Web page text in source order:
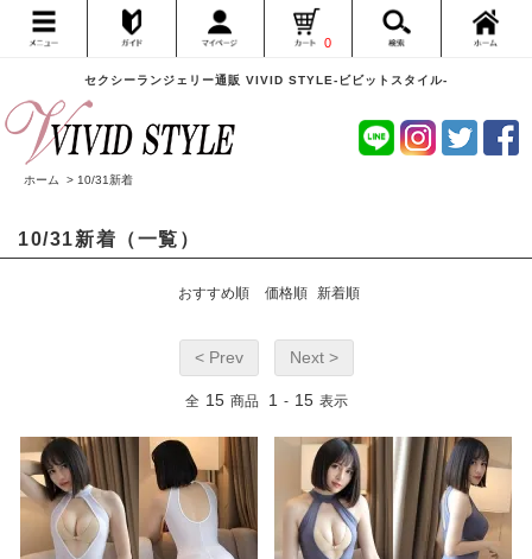
セクシーランジェリー通販 VIVID STYLE-ビビットスタイル-
0
ホーム > 10/31新着
10/31新着（一覧）
おすすめ順 価格順 新着順
< Prev Next >
全 15 商品 1 - 15 表示